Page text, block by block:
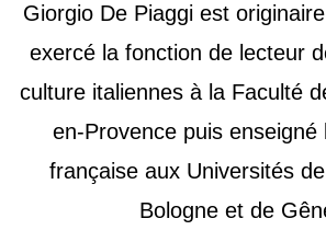
Giorgio De Piaggi est
exercé la fonction de lecteur
culture italiennes à la Faculté
en-Provence puis enseigné
française aux Universités
Bologne et de